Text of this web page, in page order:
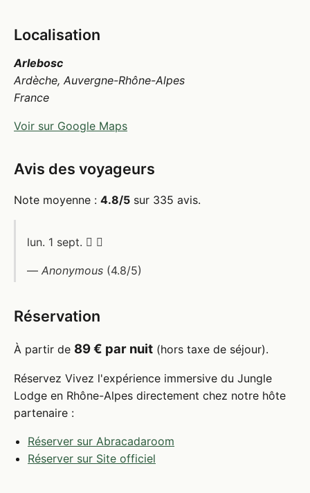
Localisation
Arlebosc
Ardèche, Auvergne-Rhône-Alpes
France
Voir sur Google Maps
Avis des voyageurs
Note moyenne : 4.8/5 sur 335 avis.
lun. 1 sept.  
— Anonymous (4.8/5)
Réservation
À partir de 89 € par nuit (hors taxe de séjour).
Réservez Vivez l'expérience immersive du Jungle
Lodge en Rhône-Alpes directement chez notre hôte
partenaire :
Réserver sur Abracadaroom
Réserver sur Site officiel